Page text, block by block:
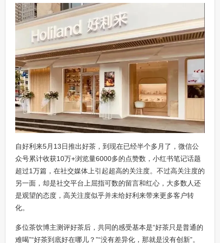
自好利来5月13日推出好茶，到现在已经半个多月了，微信公
众号累计收获10万+浏览量6000多的点赞数，小红书笔记话题
超过1万篇，在社交媒体上引起超高的关注度。不过高关注度的
另一面，却是社交平台上屈指可数的留言和红心，大多数人还
是观望的态度，高关注度似乎并未给好利来带来更多客户转
化。
多位茶饮博主测评好茶后，共同的感受基本是“好茶只是普通的
难喝”“好茶到底好在哪儿？”“没有差异化，那就是没有创新”。